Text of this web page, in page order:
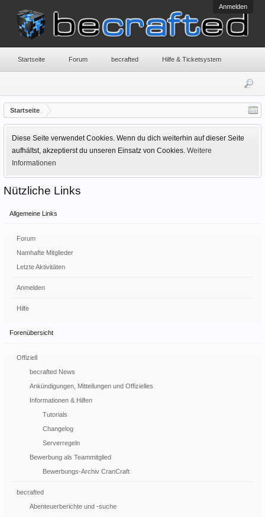
Anmelden
Startseite
Diese Seite verwendet Cookies. Wenn du dich weiterhin auf dieser Seite
aufhältst, akzeptierst du unseren Einsatz von Cookies. Weitere
Informationen
Nützliche Links
Allgemeine Links
Forum
Namhafte Mitglieder
Letzte Aktivitäten
Anmelden
Hilfe
Forenübersicht
Offiziell
becrafted News
Ankündigungen, Mitteilungen und Offizielles
Informationen & Hilfen
Tutorials
Changelog
Serverregeln
Bewerbung als Teammitglied
Bewerbungs-Archiv CranCraft
becrafted
Abenteuerberichte und -suche
Startseite Forum becrafted Hilfe & Ticketsystem